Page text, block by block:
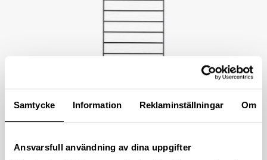
Samtycke Information Reklaminställningar Om
Ansvarsfull användning av dina uppgifter